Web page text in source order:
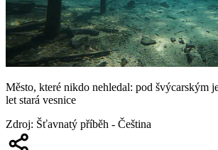
Město, které nikdo nehledal: pod švýcarským
let stará vesnice
Zdroj: Šťavnatý příběh - Čeština